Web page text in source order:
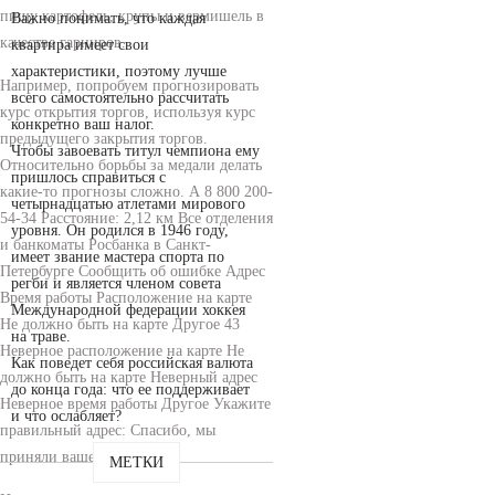
пищу картофель, крупы и вермишель в
качестве гарниров.
Например, попробуем прогнозировать
курс открытия торгов, используя курс
предыдущего закрытия торгов.
Относительно борьбы за медали делать
какие-то прогнозы сложно. А 8 800 200-
54-34 Расстояние: 2,12 км Все отделения
и банкоматы Росбанка в Санкт-
Петербурге Сообщить об ошибке Адрес
Время работы Расположение на карте
Не должно быть на карте Другое 43
Неверное расположение на карте Не
должно быть на карте Неверный адрес
Неверное время работы Другое Укажите
правильный адрес: Спасибо, мы
приняли ваше сообщение!
Важно понимать, что каждая
квартира имеет свои
характеристики, поэтому лучше
всего самостоятельно рассчитать
конкретно ваш налог.
Чтобы завоевать титул чемпиона ему
пришлось справиться с
четырнадцатью атлетами мирового
уровня. Он родился в 1946 году,
имеет звание мастера спорта по
регби и является членом совета
Международной федерации хоккея
на траве.
Как поведет себя российская валюта
до конца года: что ее поддерживает
и что ослабляет?
МЕТКИ